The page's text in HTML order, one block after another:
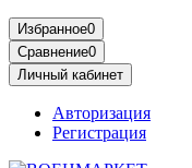
Избранное0
Сравнение0
Личный кабинет
Авторизация
Регистрация